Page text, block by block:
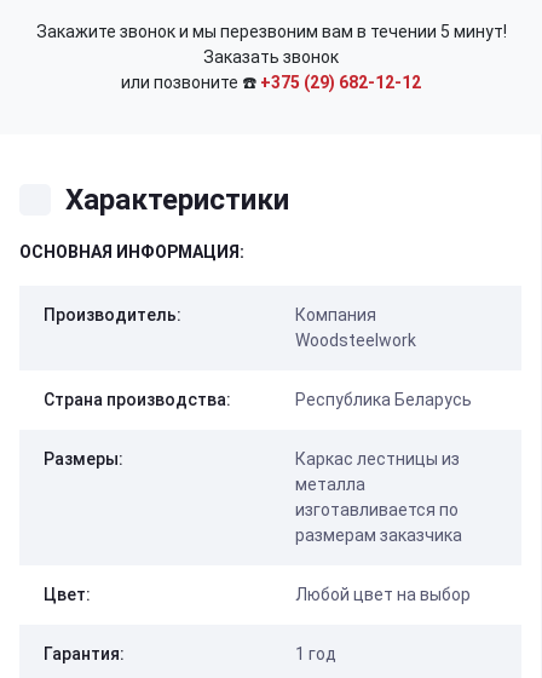
Закажите звонок и мы перезвоним вам в течении 5 минут!
Заказать звонок
или позвоните ☎️ +375 (29) 682-12-12
Характеристики
ОСНОВНАЯ ИНФОРМАЦИЯ:
Производитель:
Компания
Woodsteelwork
Страна производства: Республика Беларусь
Размеры:
Каркас лестницы из
металла
изготавливается по
размерам заказчика
Цвет: Любой цвет на выбор
Гарантия: 1 год